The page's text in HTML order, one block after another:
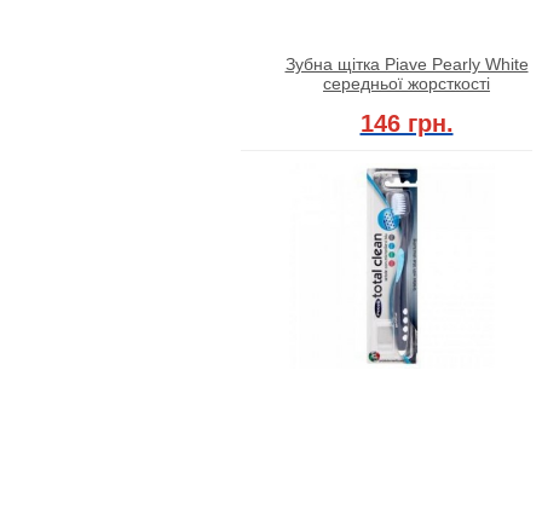
Зубна щітка Piave Pearly White
середньої жорсткості
146 грн.